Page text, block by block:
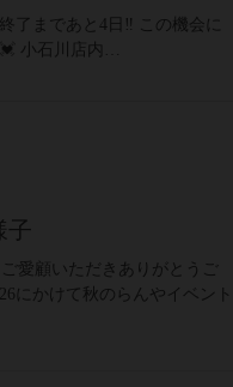
了まであと4日‼ この機会に
小石川店内…
子
愛顧いただきありがとうご
にかけて秋のらんやイベント